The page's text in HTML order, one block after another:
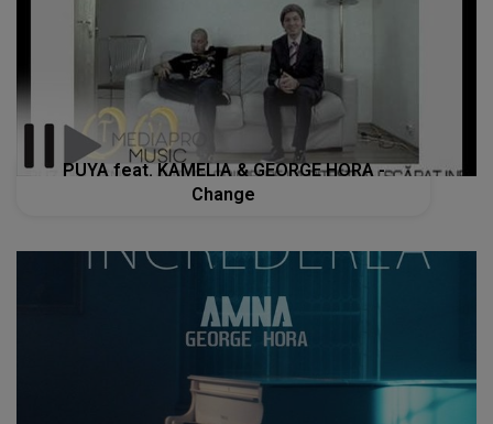
PUYA feat. KAMELIA & GEORGE HORA -
Change